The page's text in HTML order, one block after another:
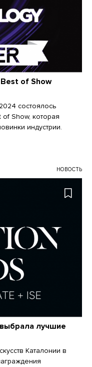
of Show
состоялось
Show, которая
индустрии.
НОВОСТЬ
лучшие
Каталонии в